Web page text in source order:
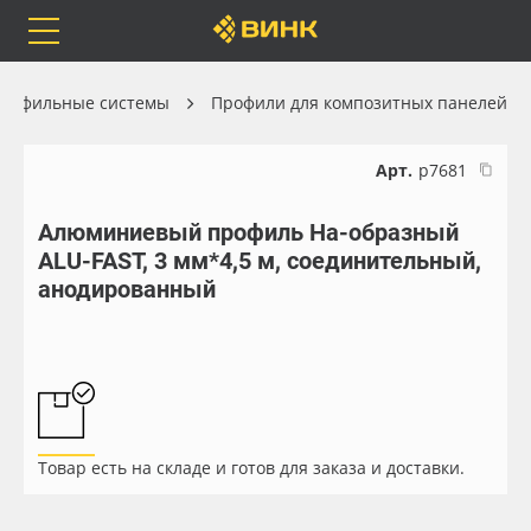
Каталог
Orafol
Оплата
Весь каталог
Рулонные материалы
Чернила
системы Профили для композитных панелей
Арт. р7681
Алюминиевый профиль Нa-образный
ALU-FAST, 3 мм*4,5 м, соединительный,
анодированный
Товар есть на складе и готов для заказа и доставки.